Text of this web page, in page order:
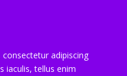
adipiscing
iaculis, tellus enim